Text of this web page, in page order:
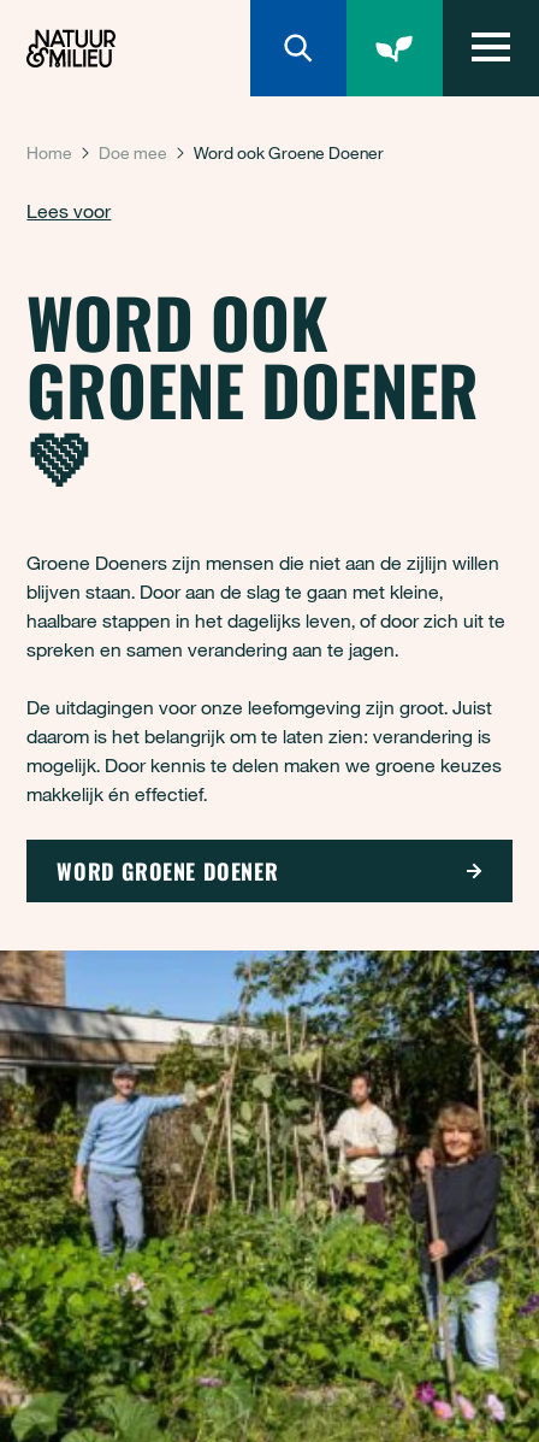
Home Doe mee Word ook Groene Doener
Lees voor
WORD OOK
GROENE DOENER
💚
Groene Doeners zijn mensen die niet aan de zijlijn willen
blijven staan. Door aan de slag te gaan met kleine,
haalbare stappen in het dagelijks leven, of door zich uit te
spreken en samen verandering aan te jagen.
De uitdagingen voor onze leefomgeving zijn groot. Juist
daarom is het belangrijk om te laten zien: verandering is
mogelijk. Door kennis te delen maken we groene keuzes
makkelijk én effectief.
WORD GROENE DOENER